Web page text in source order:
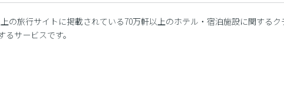
の旅行サイトに掲載されている70万軒以上のホテル・宿泊施設に関する
サービスです。